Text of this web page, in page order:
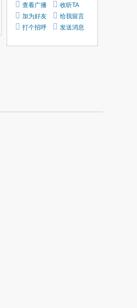
查看广播
收听TA
加为好友
给我留言
打个招呼
发送消息